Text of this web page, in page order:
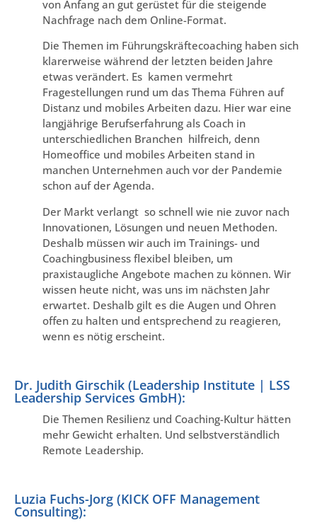
von Anfang an gut gerüstet für die steigende
Nachfrage nach dem Online-Format.
Die Themen im Führungskräftecoaching haben sich
klarerweise während der letzten beiden Jahre
etwas verändert. Es kamen vermehrt
Fragestellungen rund um das Thema Führen auf
Distanz und mobiles Arbeiten dazu. Hier war eine
langjährige Berufserfahrung als Coach in
unterschiedlichen Branchen hilfreich, denn
Homeoffice und mobiles Arbeiten stand in
manchen Unternehmen auch vor der Pandemie
schon auf der Agenda.
Der Markt verlangt so schnell wie nie zuvor nach
Innovationen, Lösungen und neuen Methoden.
Deshalb müssen wir auch im Trainings- und
Coachingbusiness flexibel bleiben, um
praxistaugliche Angebote machen zu können. Wir
wissen heute nicht, was uns im nächsten Jahr
erwartet. Deshalb gilt es die Augen und Ohren
offen zu halten und entsprechend zu reagieren,
wenn es nötig erscheint.
Dr. Judith Girschik (Leadership Institute | LSS
Leadership Services GmbH):
Die Themen Resilienz und Coaching-Kultur hätten
mehr Gewicht erhalten. Und selbstverständlich
Remote Leadership.
Luzia Fuchs-Jorg (KICK OFF Management
Consulting):